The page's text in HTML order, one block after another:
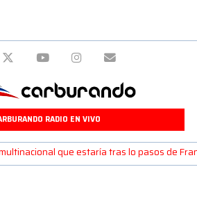
RADIO EN VIVO
que estaría tras lo pasos de